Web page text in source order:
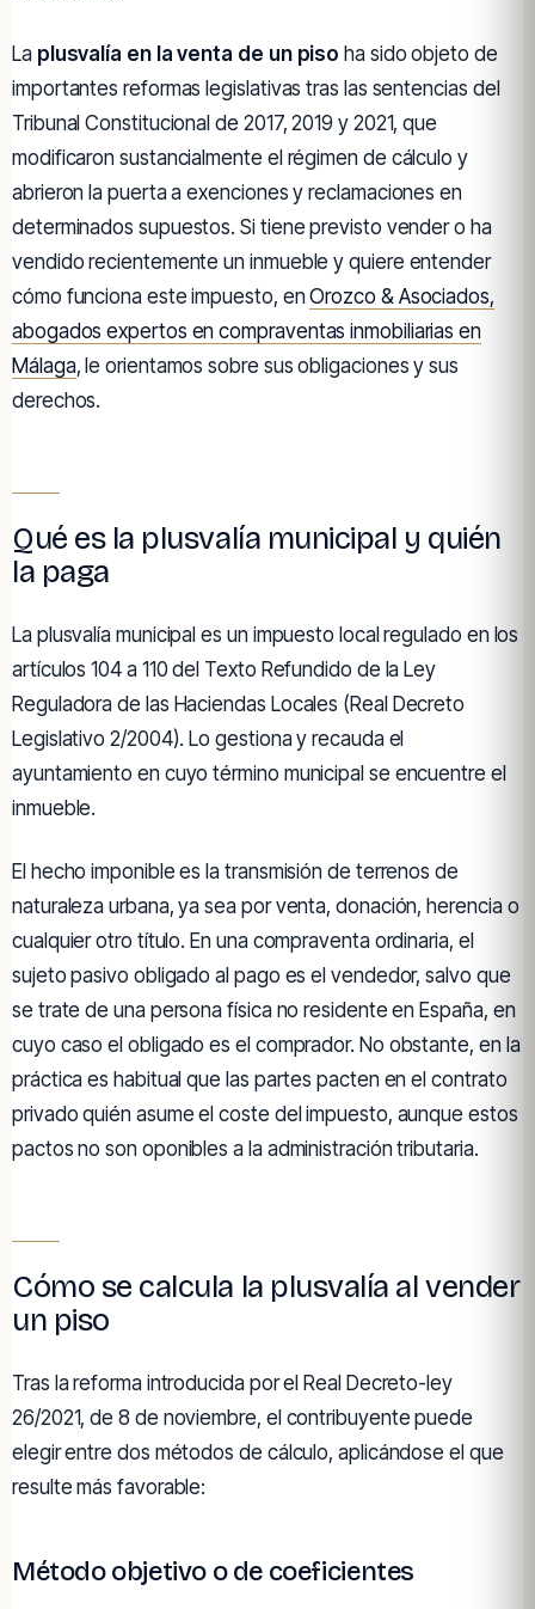
La plusvalía en la venta de un piso ha sido objeto de
importantes reformas legislativas tras las sentencias del
Tribunal Constitucional de 2017, 2019 y 2021, que
modificaron sustancialmente el régimen de cálculo y
abrieron la puerta a exenciones y reclamaciones en
determinados supuestos. Si tiene previsto vender o ha
vendido recientemente un inmueble y quiere entender
cómo funciona este impuesto, enOrozco & Asociados,
abogados expertos en compraventas inmobiliarias en
Málaga, le orientamos sobre sus obligaciones y sus
derechos.
Qué es la plusvalía municipal y quién
la paga
La plusvalía municipal es un impuesto local regulado en los
artículos 104 a 110 del Texto Refundido de la Ley
Reguladora de las Haciendas Locales (Real Decreto
Legislativo 2/2004). Lo gestiona y recauda el
ayuntamiento en cuyo término municipal se encuentre el
inmueble.
El hecho imponible es la transmisión de terrenos de
naturaleza urbana, ya sea por venta, donación, herencia o
cualquier otro título. En una compraventa ordinaria, el
sujeto pasivo obligado al pago es el vendedor, salvo que
se trate de una persona física no residente en España, en
cuyo caso el obligado es el comprador. No obstante, en la
práctica es habitual que las partes pacten en el contrato
privado quién asume el coste del impuesto, aunque estos
pactos no son oponibles a la administración tributaria.
Cómo se calcula la plusvalía al vender
un piso
Tras la reforma introducida por el Real Decreto-ley
26/2021, de 8 de noviembre, el contribuyente puede
elegir entre dos métodos de cálculo, aplicándose el que
resulte más favorable:
Método objetivo o de coeficientes